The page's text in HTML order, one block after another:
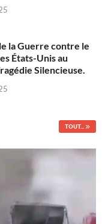
la Guerre contre le
États-Unis au
Silencieuse.
TOUT...